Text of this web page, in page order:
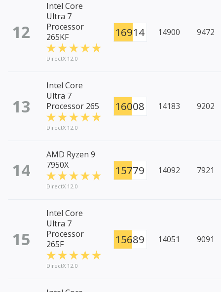
12
Intel Core
Ultra 7
Processor
265KF
DirectX 12.0
16914 14900 9472
13
Intel Core
Ultra 7
Processor 265
DirectX 12.0
16008 14183 9202
14
AMD Ryzen 9
7950X
DirectX 12.0
15779 14092 7921
15
Intel Core
Ultra 7
Processor
265F
DirectX 12.0
15689 14051 9091